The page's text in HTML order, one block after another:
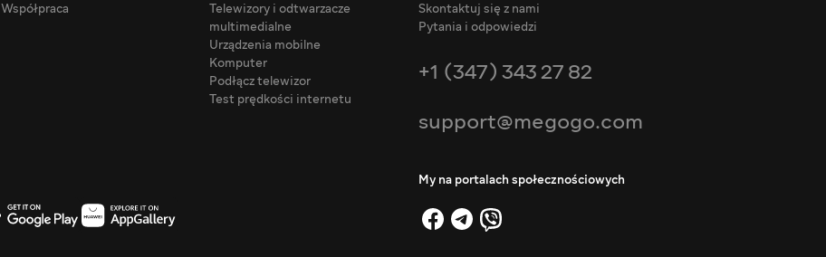
Współpraca
Telewizory i odtwarzacze
multimedialne
Urządzenia mobilne
Komputer
Podłącz telewizor
Test prędkości internetu
Skontaktuj się z nami
Pytania i odpowiedzi
+1 (347) 343 27 82
support@megogo.com
My na portalach społecznościowych